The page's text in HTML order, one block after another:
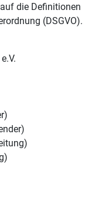
die Definitionen
(DSGVO).